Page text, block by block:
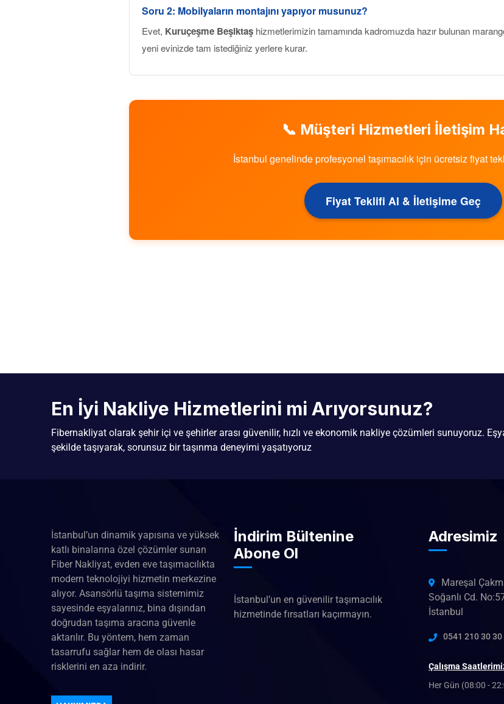
Soru 2: Mobilyaların montajını yapıyor musunuz?
Evet, Kuruçeşme Beşiktaş hizmetlerimizin tamamında kadromuzda hazır bulunan
yeni evinizde tam istediğiniz yerlere kurar.
📞 Müşteri Hizmetleri İletişim
İstanbul genelinde profesyonel taşımacılık için ücretsiz fiyat
Fiyat Teklifi Al & İletişime Geç
En İyi Nakliye Hizmetlerini mi Arıyorsunuz?
Fibernakliyat olarak şehir içi ve şehirler arası güvenilir, hızlı ve ekonomik nakliye çözümleri sunuyoruz.
şekilde taşıyarak, sorunsuz bir taşınma deneyimi yaşatıyoruz
İstanbul’un dinamik yapısına ve yüksek
katlı binalarına özel çözümler sunan
Fiber Nakliyat, evden eve taşımacılıkta
modern teknolojiyi hizmetin merkezine
alıyor. Asansörlü taşıma sistemimiz
sayesinde eşyalarınız, bina dışından
doğrudan taşıma aracına güvenle
aktarılır. Bu yöntem, hem zaman
tasarrufu sağlar hem de olası hasar
risklerini en aza indirir.
İndirim Bültenine
Abone Ol
İstanbul’un en güvenilir taşımacılık
hizmetinde fırsatları kaçırmayın.
Adresimiz
Mareşal
Soğanlı Cd.
İstanbul
0541 210 30 30
Çalışma
Her Gün (08:00 -